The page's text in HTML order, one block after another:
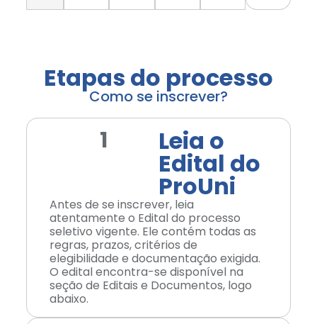
Etapas do processo
Como se inscrever?
1 Leia o
Edital do
ProUni
Antes de se inscrever, leia
atentamente o Edital do processo
seletivo vigente. Ele contém todas as
regras, prazos, critérios de
elegibilidade e documentação exigida.
O edital encontra-se disponível na
seção de Editais e Documentos, logo
abaixo.